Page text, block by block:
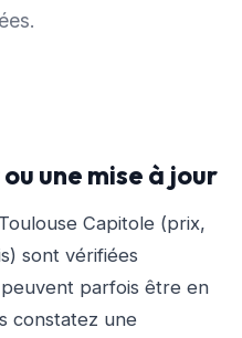
une mise à jour
Capitole (prix,
sont vérifiées
parfois être en
constatez une